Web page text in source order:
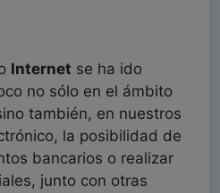
Internet se ha ido
no sólo en el ámbito
también, en nuestros
la posibilidad de
bancarios o realizar
junto con otras